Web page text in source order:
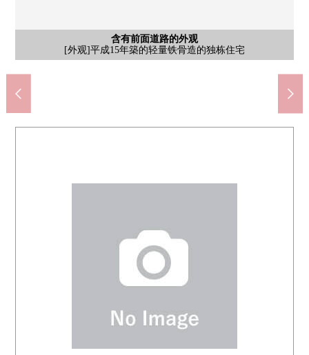
含有前面道路的外观
[外观]平成15年築的轻量铁骨造的独栋住宅
客厅
[约12.0张塌塌米LDK/]是阳光从朝南的窗在的亮的空间
日式房间
[约6.0张塌塌米1楼日式房间/]
厨房
[厨房]容易维修的电磁炉搭载的开放式厨房
洗脸
[洗脸室]
公共汽车
[浴室]不仅因为在浴室，窗被设立所以能把自然光拿进来而且也可
以换气。
厕所
[厕所]
其他内省
[楼梯]
洗脸
[2楼洗脸]盥洗台也被在2楼厕所旁边设置，利用之后的洗手也顺利
厕所
[2楼厕所]
西式房间
[约6.0张塌塌米西式房间/]
西式房间
[约6.0张塌塌米西式房间/]
阳台
[阳台]关于朝南，阳光良好
外观
[外观]北侧，阳光、通风为邻接地的过道良好
院子
[院子]
院子
[院子]
停车场
[停车场]汽车空间1台分(出自车型的)
外观
[当地外观照片]也使周边环境相协调，介绍吧。请一定在当地确
认。
镰仓今泉台邮局(约270m)
镰仓市立今泉小学(约1290m)
镰仓市立岩濑中学(约1880m)